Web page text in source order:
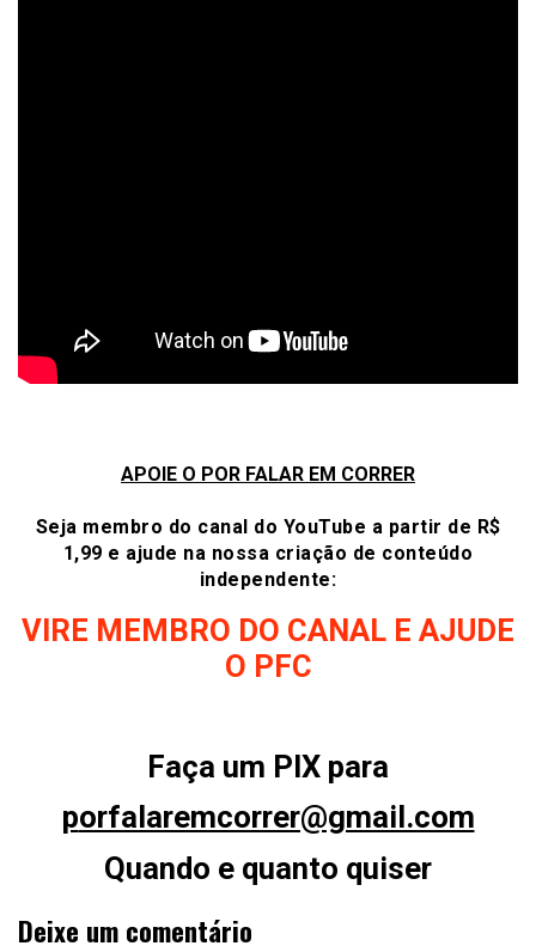
APOIE O POR FALAR EM CORRER
Seja membro do canal do YouTube a partir de R$
1,99 e ajude na nossa criação de conteúdo
independente:
VIRE MEMBRO DO CANAL E AJUDE
O PFC
Faça um PIX para
porfalaremcorrer@gmail.com
Quando e quanto quiser
Deixe um comentário